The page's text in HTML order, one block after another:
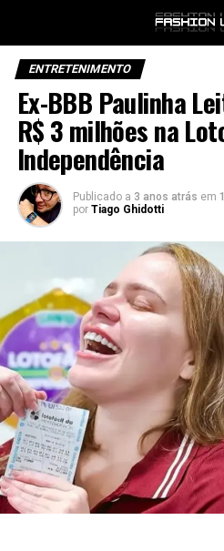
ENTRETENIMENTO
Ex-BBB Paulinha
R$ 3 milhões na
Independência
Publicado a 3 anos atrás em
por Tiago Ghidotti